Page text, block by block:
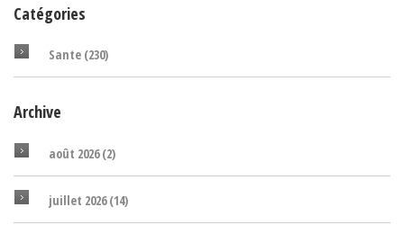
Catégories
Sante (230)
Archive
août 2026(2)
juillet 2026(14)